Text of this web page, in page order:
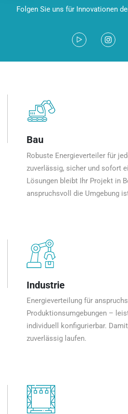
Folgen Sie uns für Innovationen
Bau
Robuste Energieverteiler für
zuverlässig, sicher und sofort
Lösungen bleibt Ihr Projekt in
anspruchsvoll die Umgebung
Industrie
Energieverteilung für
Produktionsumgebungen –
individuell konfigurierbar.
zuverlässig laufen.